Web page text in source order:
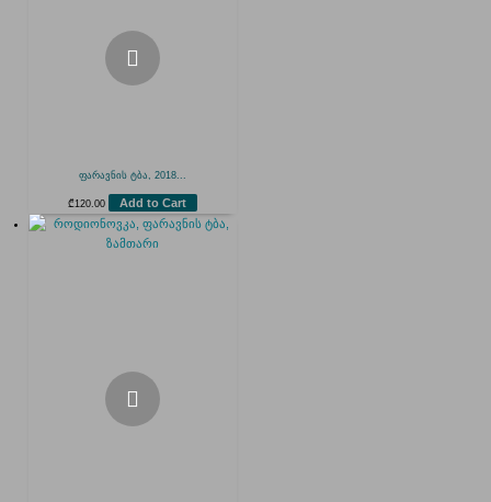
ფარავნის ტბა, 2018...
₾120.00 Add to Cart